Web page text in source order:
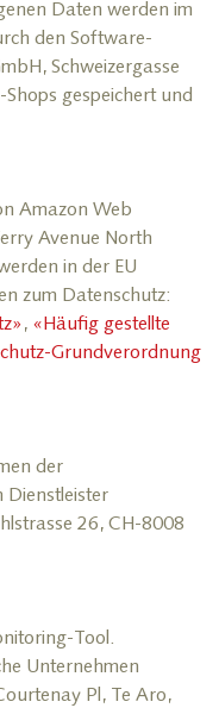
Daten werden im
den Software-
Schweizergasse
gespeichert und
Amazon Web
Avenue North
in der EU
zum Datenschutz:
, «Häufig gestellte
Grundverordnung
der
Dienstleister
26, CH-8008
Tool.
Unternehmen
Pl, Te Aro,